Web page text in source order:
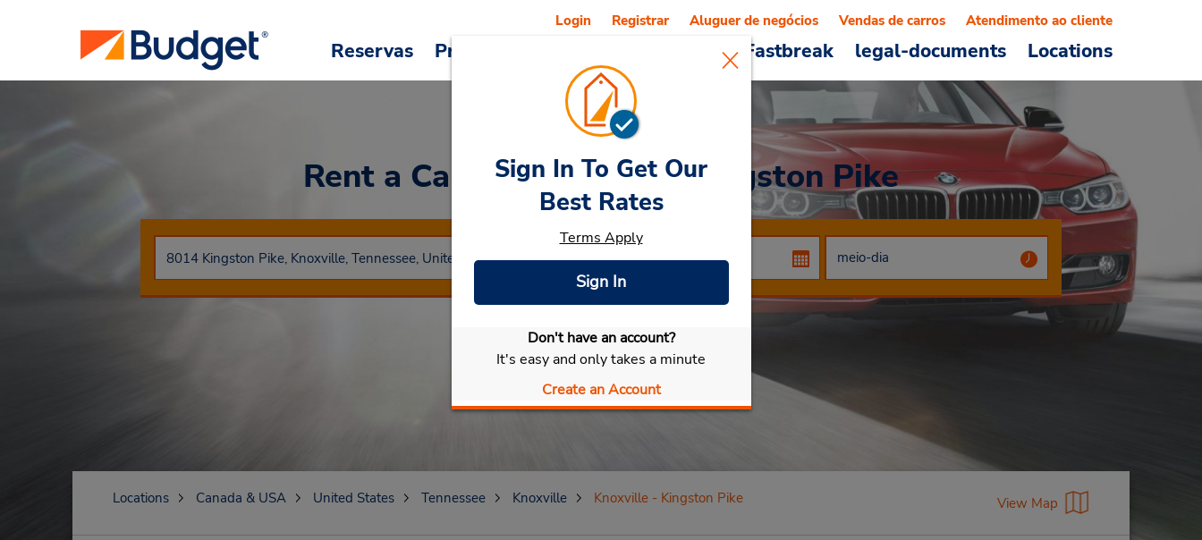
Reservas Promoções Veículos e serviços Fastbreak legal-documents Locations
Login Registrar Aluguer de negócios Vendas de carros Atendimento ao cliente
Rent a Car at Knoxville - Kingston Pike
Selecionar meu carro
Sign In To Get Our
Best Rates
Terms Apply
Sign In
Don't have an account?
It's easy and only takes a minute
Create an Account
Locations Canada & USA United States Tennessee Knoxville Knoxville - Kingston Pike View Map